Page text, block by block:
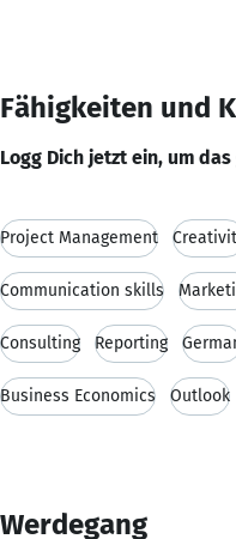
Fähigkeiten und
Logg Dich jetzt ein, um
Project Management
Communication skills
Consulting Reporting
Business Economics Outlook
Werdegang